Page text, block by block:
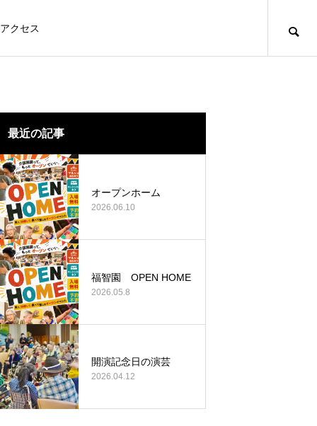
アクセス
最近の記事
オープンホーム
2026.06.10
福智園 OPEN HOME
2026.05.8
開演記念日の演芸
2026.04.12